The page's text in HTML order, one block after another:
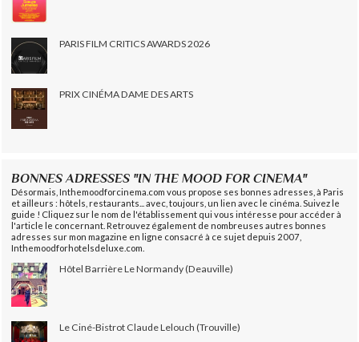
PARIS FILM CRITICS AWARDS 2026
PRIX CINÉMA DAME DES ARTS
BONNES ADRESSES "IN THE MOOD FOR CINEMA"
Désormais, Inthemoodforcinema.com vous propose ses bonnes adresses, à Paris
et ailleurs : hôtels, restaurants... avec, toujours, un lien avec le cinéma. Suivez le
guide ! Cliquez sur le nom de l'établissement qui vous intéresse pour accéder à
l'article le concernant. Retrouvez également de nombreuses autres bonnes
adresses sur mon magazine en ligne consacré à ce sujet depuis 2007,
Inthemoodforhotelsdeluxe.com.
Hôtel Barrière Le Normandy (Deauville)
Le Ciné-Bistrot Claude Lelouch (Trouville)